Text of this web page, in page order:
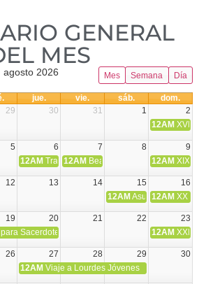
GENERAL
MES​
Mes Semana Día
agosto 2026
jue. vie. sáb.
dom.
29 30 31 1
2
12AM XVIII
5 6 7 8
9
a Japón.
12AM Transfiguración del Señor
12AM Beatos Cruz Laplana,
12AM XIX
12 13 14 15
16
12AM Asunción de la
12AM XX
19 20 21 22
23
Sacerdotes. Priego. 12AM XXI
26 27 28 29
30
12AM Viaje a Lourdes Jóvenes